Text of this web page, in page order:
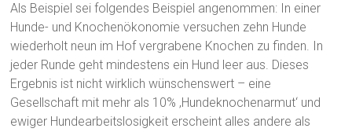
Als Beispiel sei folgendes Beispiel angenommen: In einer
Hunde- und Knochenökonomie versuchen zehn Hunde
wiederholt neun im Hof ​​vergrabene Knochen zu finden. In
jeder Runde geht mindestens ein Hund leer aus. Dieses
Ergebnis ist nicht wirklich wünschenswert – eine
Gesellschaft mit mehr als 10% ‚Hundeknochenarmut‘ und
ewiger Hundearbeitslosigkeit erscheint alles andere als